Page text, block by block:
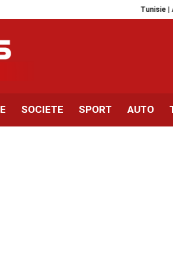
Tunisie | A propos
SOCIETE SPORT AUTO